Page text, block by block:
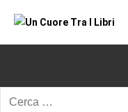
Un
Tra
romance
e